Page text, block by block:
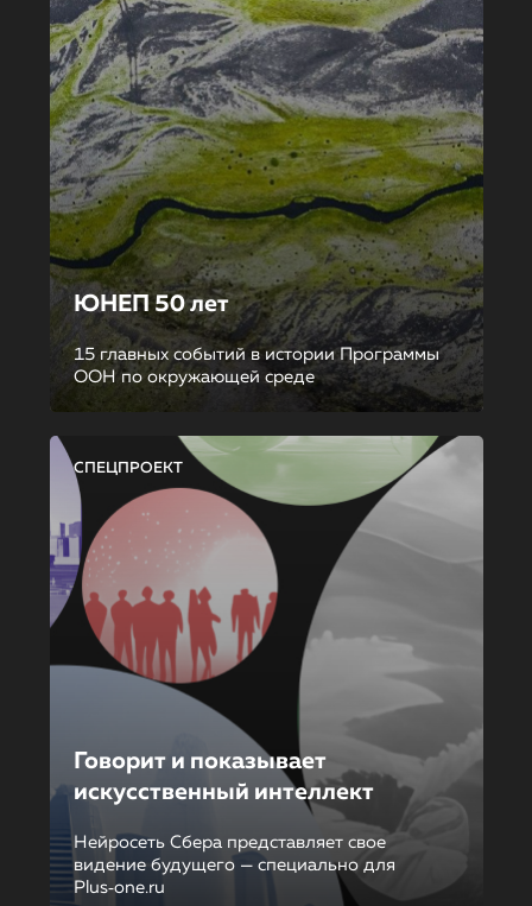
ЮНЕП 50 лет
15 главных событий в истории Программы
ООН по окружающей среде
СПЕЦПРОЕКТ
Говорит и показывает
искусственный интеллект
Нейросеть Сбера представляет свое
видение будущего — специально для
Plus‑one.ru